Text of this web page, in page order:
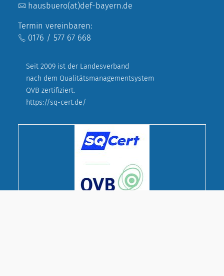
hausbuero(at)def-bayern.de
Termin vereinbaren:
0176 / 577 67 668
Seit 2009 ist der Landesverband
nach dem Qualitätsmanagementsystem
QVB zertifiziert.
https://sq-cert.de/